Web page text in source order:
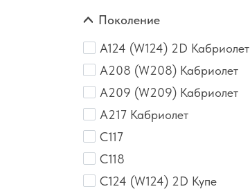
Поколение
A124 (W124) 2D Кабриолет
A208 (W208) Кабриолет
A209 (W209) Кабриолет
A217 Кабриолет
C117
C118
C124 (W124) 2D Купе